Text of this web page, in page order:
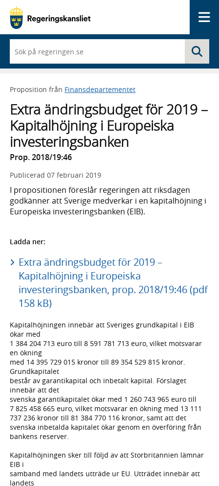
du
börjar
skriva
framträder
lista
med
sökförslag
Proposition från Finansdepartementet
Extra ändringsbudget för 2019 –
Kapitalhöjning i Europeiska
investeringsbanken
Prop. 2018/19:46
Publicerad 07 februari 2019
I propositionen föreslår regeringen att riksdagen
godkänner att Sverige medverkar i en kapitalhöjning i
Europeiska investeringsbanken (EIB).
Ladda ner:
Extra ändringsbudget för 2019 –
Kapitalhöjning i Europeiska
investeringsbanken, prop. 2018/19:46 (pdf
158 kB)
Kapitalhöjningen innebär att Sveriges grundkapital i EIB
ökar med
1 384 204 713 euro till 8 591 781 713 euro, vilket motsvarar
en ökning
med 14 395 729 015 kronor till 89 354 529 815 kronor.
Grundkapitalet
består av garantikapital och inbetalt kapital. Förslaget
innebär att det
svenska garantikapitalet ökar med 1 260 743 965 euro till
7 825 458 665 euro, vilket motsvarar en ökning med 13 111
737 236 kronor till 81 384 770 116 kronor, samt att det
svenska inbetalda kapitalet ökar genom en överföring från
bankens reserver.
Kapitalhöjningen sker till följd av att Storbritannien lämnar
EIB i
samband med landets utträde ur EU. Utträdet innebär att
landets